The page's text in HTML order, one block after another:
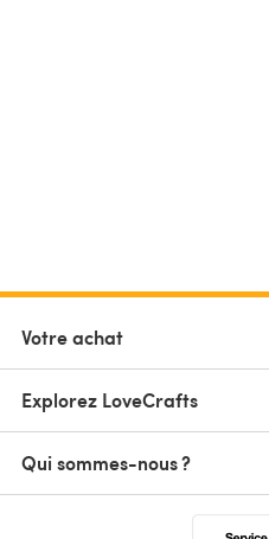
Votre achat
Explorez LoveCrafts
Qui sommes-nous ?